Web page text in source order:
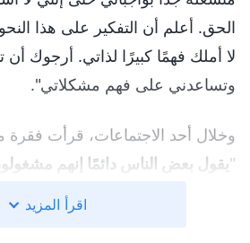
الحق. أعلم أن التفكير على هذا
لا أملك فهمًا كبيرًا لذاتي. أرجوك
وتساعدني على فهم مشكلاتي".
وخلال أحد الاجتماعات، قرأت فقرة
"يقول بعض الناس دائمًا إنهم
لدرجة أنه ليس لديهم الوقت للسعي
اقرأ المزيد